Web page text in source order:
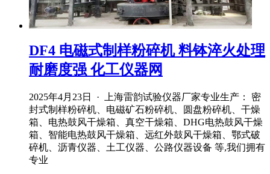
DF4 电磁式制样粉碎机 料钵淬火处理
耐磨度强 化工仪器网
2025年4月23日 · 上海雷韵试验仪器厂家专业生产： 密
封式制样粉碎机、电磁矿石粉碎机、圆盘粉碎机、干燥
箱、电热鼓风干燥箱、真空干燥箱、DHG电热鼓风干燥
箱、智能电热鼓风干燥箱、远红外鼓风干燥箱、鄂式破
碎机、沥青仪器、土工仪器、公路仪器设备 等,我们拥有
专业